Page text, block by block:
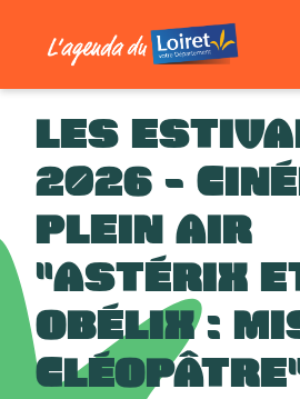
LES
2026 -
PLEIN AIR
"ASTÉRIX
OBÉLIX :